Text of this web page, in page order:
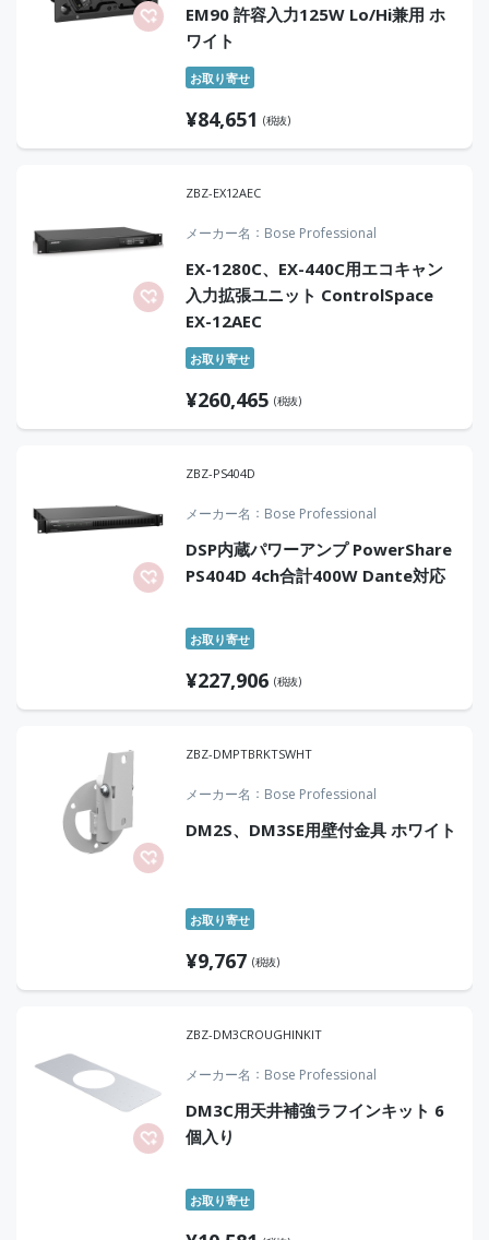
EM90 許容入力125W Lo/Hi兼用 ホ
ワイト
お取り寄せ
¥84,651 (税抜)
ZBZ-EX12AEC
メーカー名 Bose Professional
EX-1280C、EX-440C用エコキャン
入力拡張ユニット ControlSpace
EX-12AEC
お取り寄せ
¥260,465 (税抜)
ZBZ-PS404D
メーカー名 Bose Professional
DSP内蔵パワーアンプ PowerShare
PS404D 4ch合計400W Dante対応
お取り寄せ
¥227,906 (税抜)
ZBZ-DMPTBRKTSWHT
メーカー名 Bose Professional
DM2S、DM3SE用壁付金具 ホワイト
お取り寄せ
¥9,767 (税抜)
ZBZ-DM3CROUGHINKIT
メーカー名 Bose Professional
DM3C用天井補強ラフインキット 6
個入り
お取り寄せ